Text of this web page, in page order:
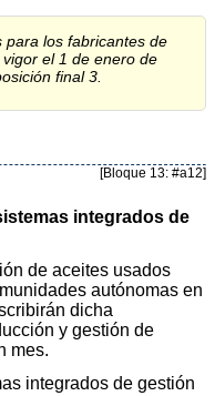
para los fabricantes de
el 1 de enero de
final 3.
[Bloque 13: #a12]
integrados de
de aceites usados
autónomas en
dicha
y gestión de
mes.
integrados de gestión